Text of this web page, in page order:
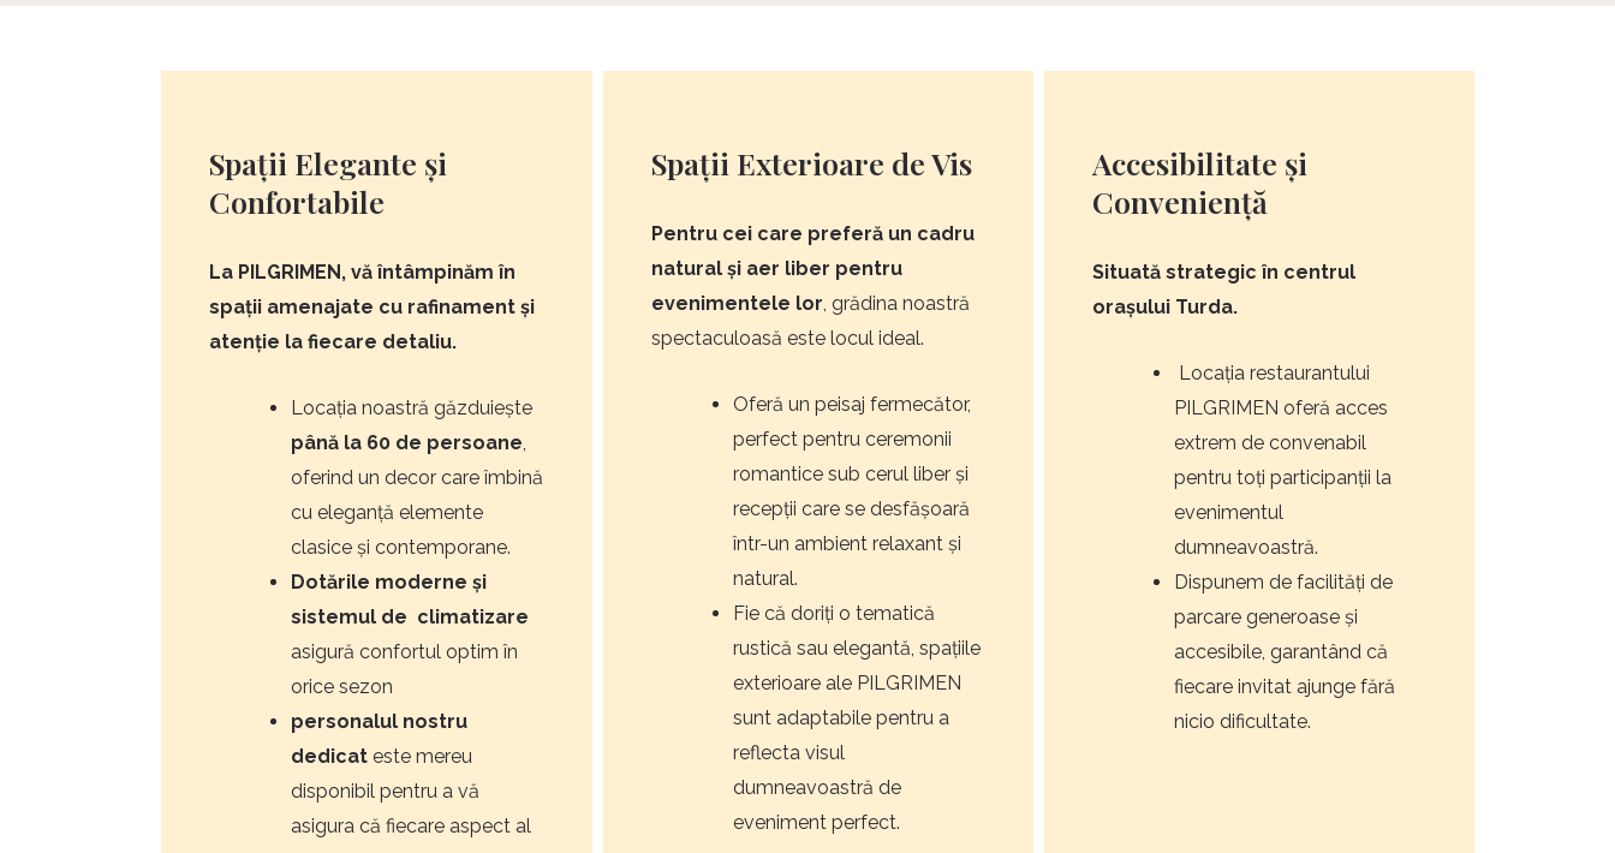
Spații Elegante și
Confortabile
La PILGRIMEN, vă întâmpinăm în
spații amenajate cu rafinament și
atenție la fiecare detaliu.
Locația noastră găzduiește
până la 60 de persoane,
oferind un decor care îmbină
cu eleganță elemente
clasice și contemporane.
Dotările moderne și
sistemul de climatizare
asigură confortul optim în
orice sezon
personalul nostru
dedicat este mereu
disponibil pentru a vă
asigura că fiecare aspect al
Spații Exterioare de Vis
Pentru cei care preferă un cadru
natural și aer liber pentru
evenimentele lor, grădina noastră
spectaculoasă este locul ideal.
Oferă un peisaj fermecător,
perfect pentru ceremonii
romantice sub cerul liber și
recepții care se desfășoară
într-un ambient relaxant și
natural.
Fie că doriți o tematică
rustică sau elegantă, spațiile
exterioare ale PILGRIMEN
sunt adaptabile pentru a
reflecta visul
dumneavoastră de
eveniment perfect.
Accesibilitate și
Conveniență
Situată strategic în centrul
orașului Turda.
Locația restaurantului
PILGRIMEN oferă acces
extrem de convenabil
pentru toți participanții la
evenimentul
dumneavoastră.
Dispunem de facilități de
parcare generoase și
accesibile, garantând că
fiecare invitat ajunge fără
nicio dificultate.